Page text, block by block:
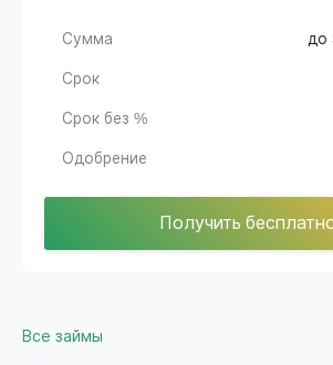
Сумма до
Срок
Срок без %
Одобрение
Получить
Все займы